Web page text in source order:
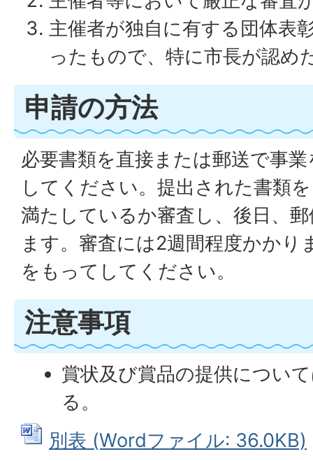
主催者が独自に有する団体表
ったもので、特に市長が認め
申請の方法
必要書類を直接または郵送で事
してください。提出された書類
満たしているか審査し、後日、
ます。審査には2週間程度かかり
をもってしてください。
注意事項
賞状及び賞品の提供につい
る。
別表 (Wordファイル: 36.0KB)